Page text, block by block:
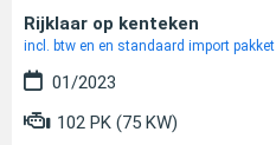
Rijklaar op kenteken
incl. btw en en standaard import pakket
01/2023
102 PK (75 KW)